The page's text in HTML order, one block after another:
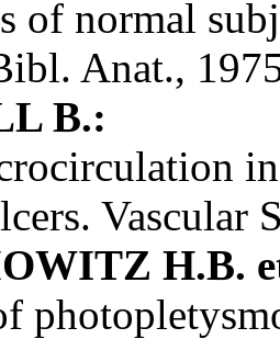
of normal
Anat.,
B.:
Vascular
H.B.